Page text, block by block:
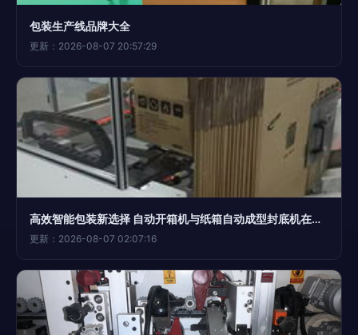
包装生产线品牌大全
更新：2026-08-07 20:57:29
高效智能包装新选择 自动开箱机与纸箱自动成型封底机在杭州绍兴诸暨的应用解析
更新：2026-08-07 02:07:16